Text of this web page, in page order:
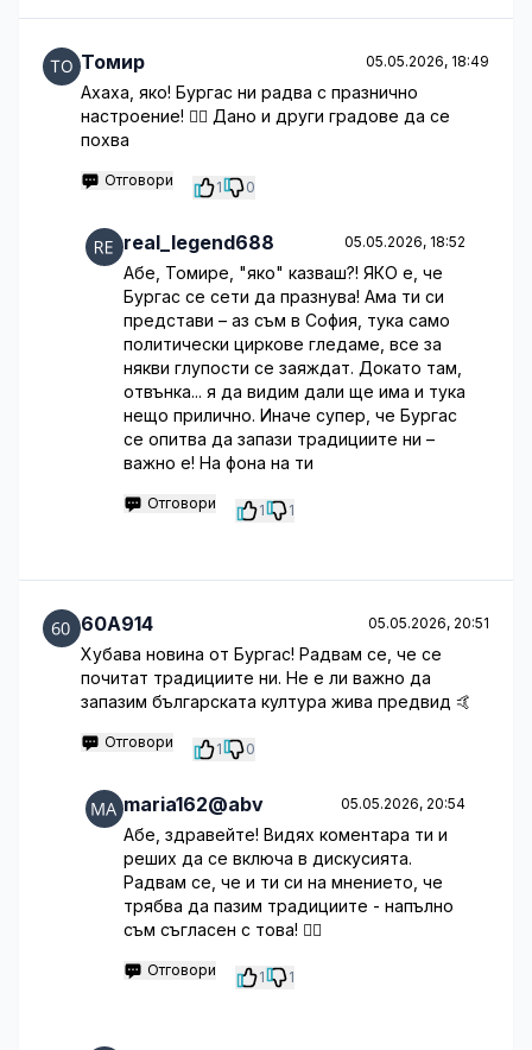
Томир 05.05.2026, 18:49
Ахаха, яко! Бургас ни радва с празнично
настроение! 👍🏼 Дано и други градове да се
похва
Отговори 1 0
real_legend688 05.05.2026, 18:52
Абе, Томире, "яко" казваш?! ЯКО е, че
Бургас се сети да празнува! Ама ти си
представи – аз съм в София, тука само
политически циркове гледаме, все за
някви глупости се заяждат. Докато там,
отвънка... я да видим дали ще има и тука
нещо прилично. Иначе супер, че Бургас
се опитва да запази традициите ни –
важно е! На фона на ти
Отговори 1 1
60A914 05.05.2026, 20:51
Хубава новина от Бургас! Радвам се, че се
почитат традициите ни. Не е ли важно да
запазим българската култура жива предвид 🤙
Отговори 1 0
maria162@abv 05.05.2026, 20:54
Абе, здравейте! Видях коментара ти и
реших да се включа в дискусията.
Радвам се, че и ти си на мнението, че
трябва да пазим традициите - напълно
съм съгласен с това! 🤦‍♂️
Отговори 1 1